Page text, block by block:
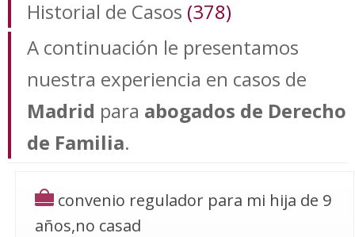
Historial de Casos (378)
A continuación le presentamos
nuestra experiencia en casos de
Madrid para abogados de Derecho
de Familia.
convenio regulador para mi hija de 9
años,no casad